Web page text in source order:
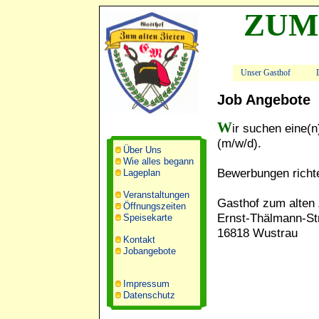
Über Uns
Wie alles begann
Lageplan
Veranstaltungen
Öffnungszeiten
Speisekarte
Kontakt
Jobangebote
Impressum
Datenschutz
Unser Gasthof
Job Angebote
Wir suchen eine(n) Koch/in und Kellner/rin zur Festanstellung
(m/w/d).
Bewerbungen
Gasthof zum alten
Ernst-Thälmann-
16818 Wustrau